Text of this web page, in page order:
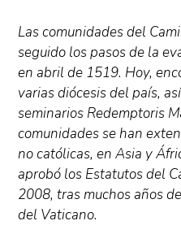
Las comunidades del
seguido los pasos de la
en abril de 1519. Hoy,
varias diócesis del país,
seminarios Redemptoris
comunidades se han
no católicas, en Asia y
aprobó los Estatutos del
2008, tras muchos años
del Vaticano.